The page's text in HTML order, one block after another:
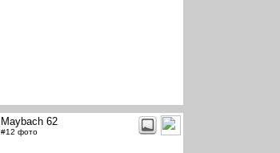
Maybach 62
#12 фото